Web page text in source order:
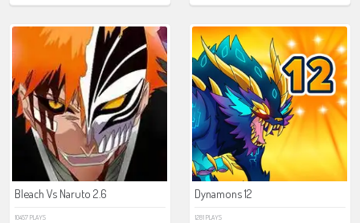
Bleach Vs Naruto 2.6
10457 PLAYS
Dynamons 12
1281 PLAYS